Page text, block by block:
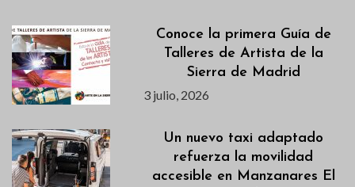
Conoce la primera Guía de
Talleres de Artista de la
Sierra de Madrid
3 julio, 2026
Un nuevo taxi adaptado
refuerza la movilidad
accesible en Manzanares El